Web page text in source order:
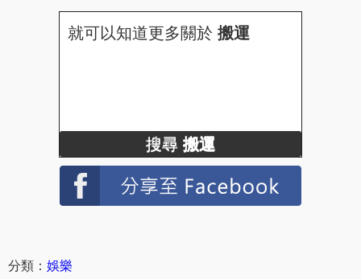
就可以知道更多關於 搬運
搜尋 搬運
分類： 娛樂